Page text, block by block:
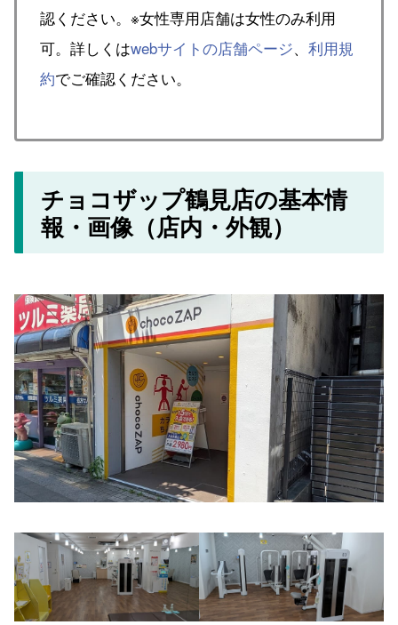
認ください。※女性専用店舗は女性のみ利用
可。詳しくはwebサイトの店舗ページ、 利用規
約でご確認ください。
チョコザップ鶴見店の基本情
報・画像（店内・外観）